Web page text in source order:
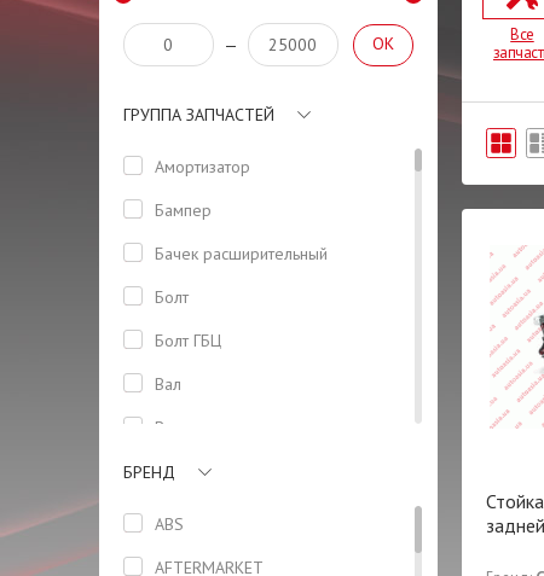
— OK
ГРУППА ЗАПЧАСТЕЙ
Амортизатор
Бампер
Бачeк расширительный
Болт
Болт ГБЦ
Вал
Вентилятор
Втулка
Высоковольтные провода
Гайка
БРЕНД
ABS
AFTERMARKET
Все